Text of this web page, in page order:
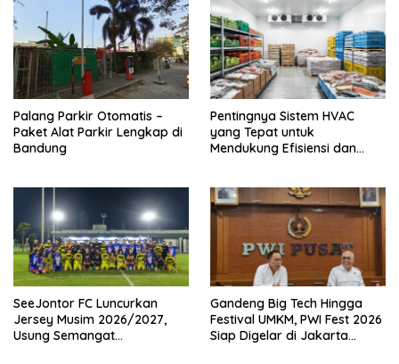
JAKARTA
Palang Parkir Otomatis –
Paket Alat Parkir Lengkap di
Bandung
Pentingnya Sistem HVAC
yang Tepat untuk
Mendukung Efisiensi dan
SeeJontor FC Luncurkan
Jersey Musim 2026/2027,
Usung Semangat
Gandeng Big Tech Hingga
Festival UMKM, PWI Fest 2026
Siap Digelar di Jakarta